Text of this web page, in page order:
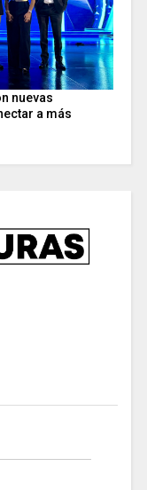
nuevas
a más